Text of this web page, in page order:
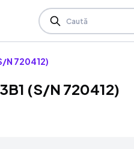
N 720412)
(S/N 720412)